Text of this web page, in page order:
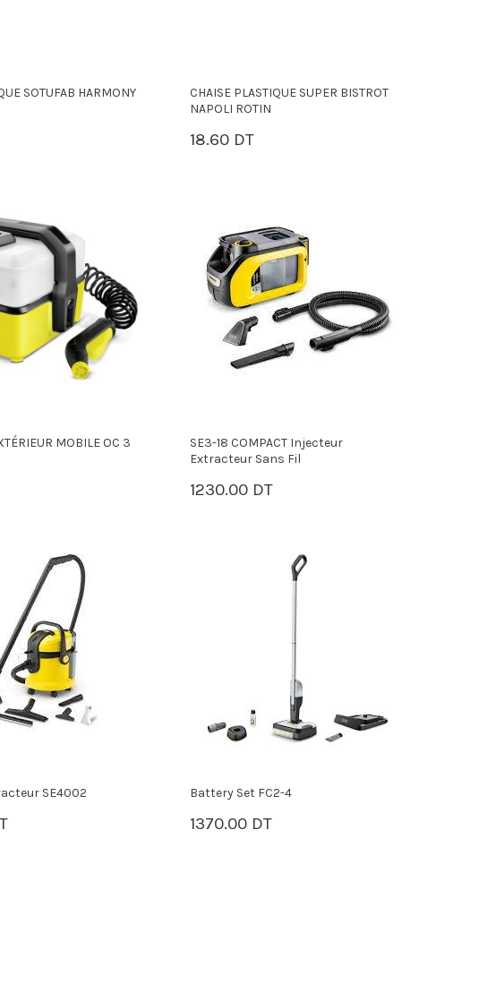
SOTUFAB HARMONY
CHAISE PLASTIQUE SUPER BISTROT
NAPOLI ROTIN
18.60 DT
PANIER
MOBILE OC 3
SE3-18 COMPACT Injecteur
Extracteur Sans Fil
1230.00 DT
PANIER
SE4002 Battery Set FC2-4
1370.00 DT
PANIER